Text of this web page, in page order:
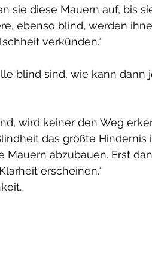
sie diese Mauern auf, bis
ebenso blind, werden
verkünden.“
blind sind, wie kann dann
wird keiner den Weg
das größte Hindernis
abzubauen. Erst
erscheinen.“